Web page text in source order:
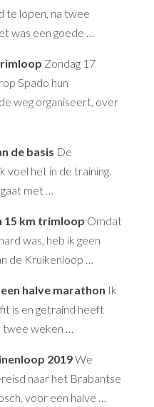
te lopen, na twee
was een goede …
Zondag 17
Spado hun
weg organiseert, over
de basis De
voel het in de training.
met …
15 km trimloop Omdat
was, heb ik geen
de Kruikenloop …
halve marathon Ik
is en getraind heeft
twee weken …
2019We
naar het Brabantse
voor een halve …